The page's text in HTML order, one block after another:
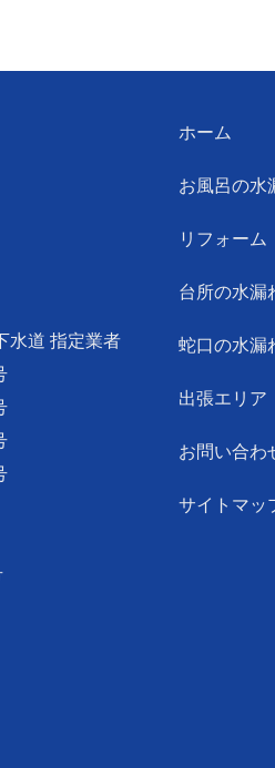
水道 指定業者
ホーム
お風呂の水
リフォーム
台所の水漏
蛇口の水漏
出張エリア
お問い合わ
サイトマッ